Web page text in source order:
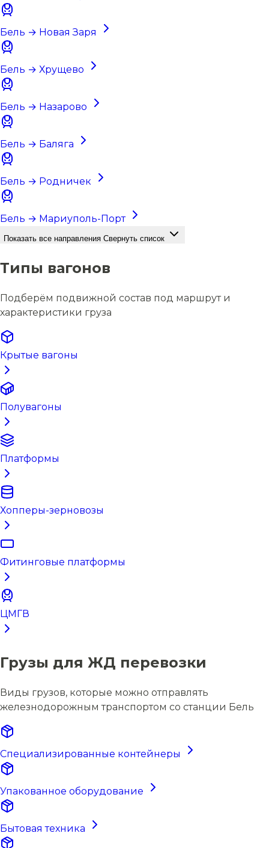
Бель → Новая Заря
Бель → Хрущево
Бель → Назарово
Бель → Баляга
Бель → Родничек
Бель → Мариуполь-Порт
Показать все направления Свернуть список
Типы вагонов
Подберём подвижной состав под маршрут и
характеристики груза
Крытые вагоны
Полувагоны
Платформы
Хопперы-зерновозы
Фитинговые платформы
ЦМГВ
Грузы для ЖД перевозки
Виды грузов, которые можно отправлять
железнодорожным транспортом со станции Бель
Специализированные контейнеры
Упакованное оборудование
Бытовая техника